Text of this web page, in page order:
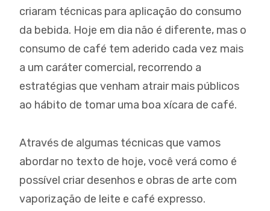
criaram técnicas para aplicação do consumo
da bebida. Hoje em dia não é diferente, mas o
consumo de café tem aderido cada vez mais
a um caráter comercial, recorrendo a
estratégias que venham atrair mais públicos
ao hábito de tomar uma boa xícara de café.
Através de algumas técnicas que vamos
abordar no texto de hoje, você verá como é
possível criar desenhos e obras de arte com
vaporização de leite e café expresso.